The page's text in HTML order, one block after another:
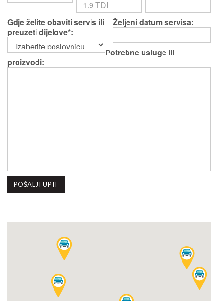
Gdje želite obaviti servis ili
preuzeti dijelove*:
Željeni datum servisa:
Potrebne usluge ili
proizvodi: